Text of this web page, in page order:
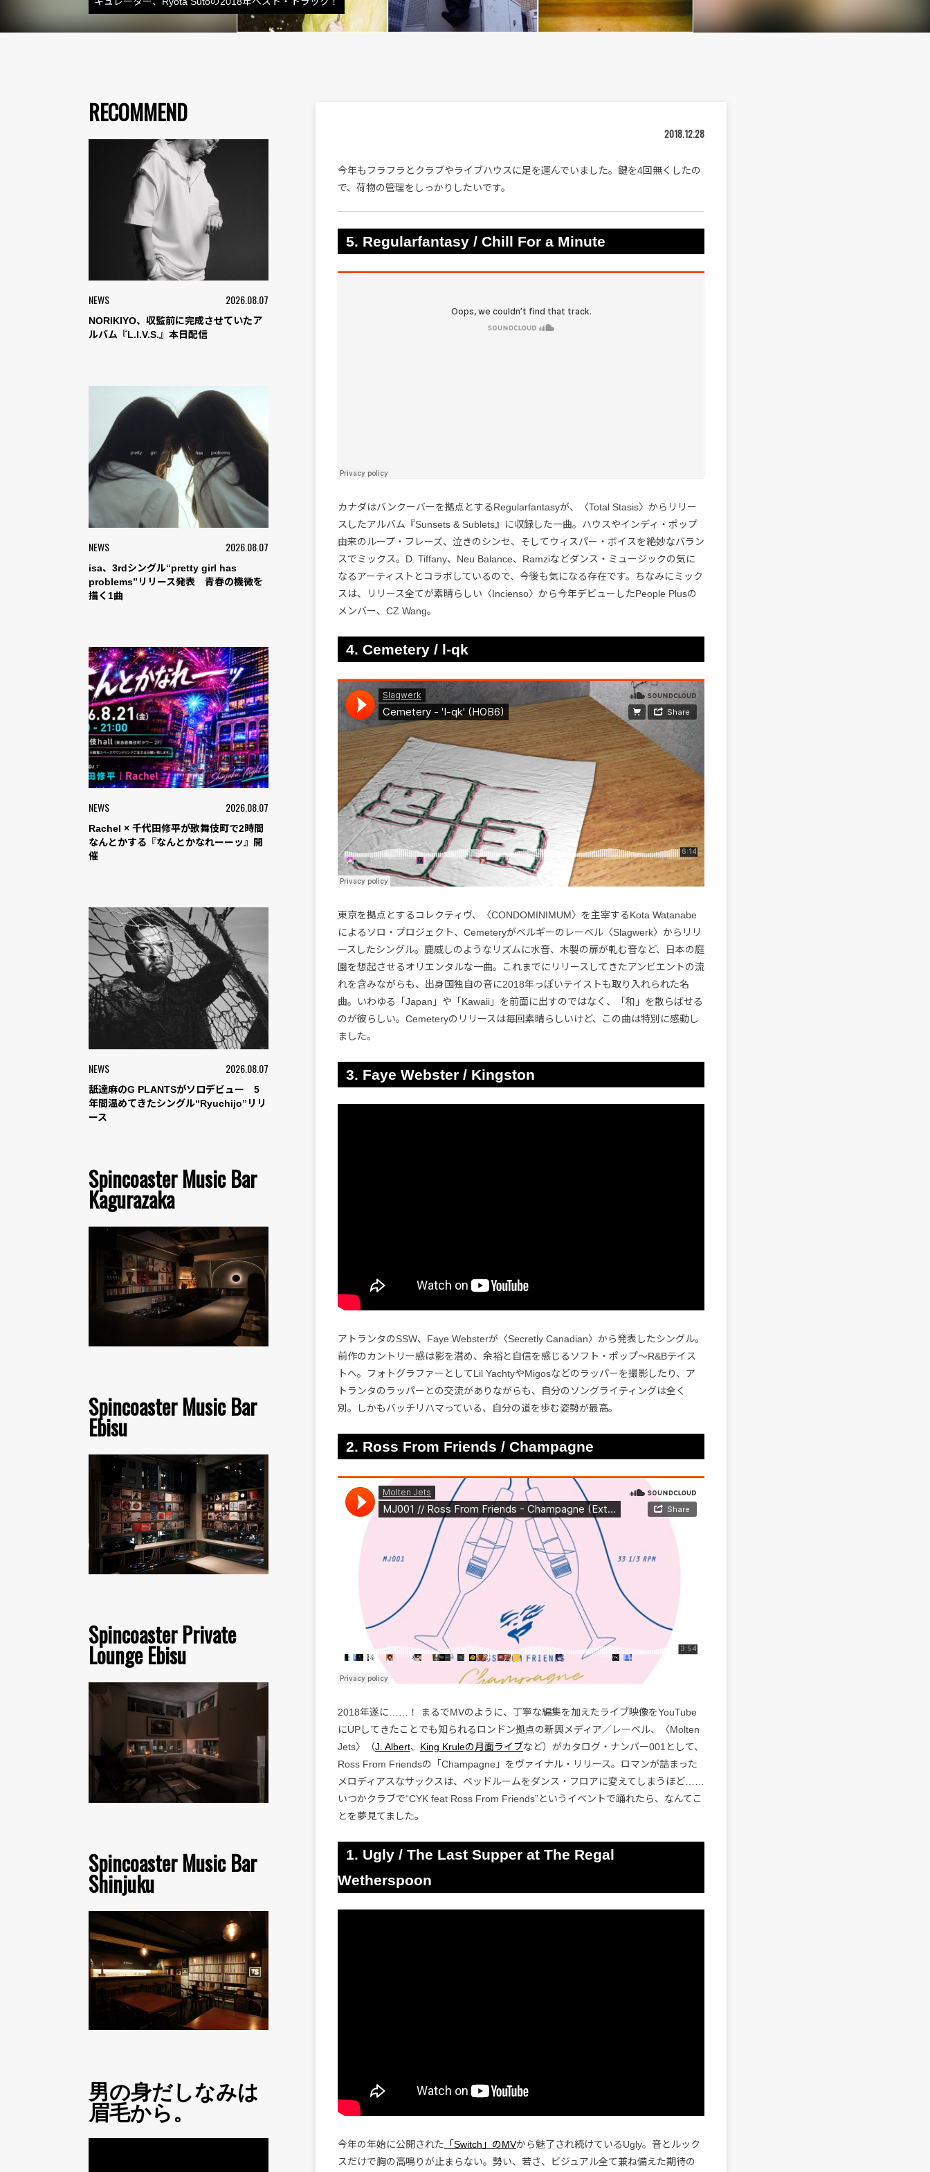
RECOMMEND
NEWS 2026.08.07
NORIKIYO、収監前に完成させていたア
ルバム『L.I.V.S.』本日配信
NEWS 2026.08.07
isa、3rdシングル“pretty girl has
problems”リリース発表 青春の機微を
描く1曲
NEWS 2026.08.07
Rachel × 千代田修平が歌舞伎町で2時間
なんとかする『なんとかなれーーッ』開
催
NEWS 2026.08.07
舐達麻のG PLANTSがソロデビュー 5
年間温めてきたシングル“Ryuchijo”リリ
ース
Spincoaster Music Bar
Kagurazaka
Spincoaster Music Bar
Ebisu
Spincoaster Private
Lounge Ebisu
Spincoaster Music Bar
Shinjuku
男の身だしなみは
眉毛から。
2018.12.28
今年もフラフラとクラブやライブハウスに足を運んでいました。鍵を4回無くしたの
で、荷物の管理をしっかりしたいです。
5. Regularfantasy / Chill For a Minute
カナダはバンクーバーを拠点とするRegularfantasyが、〈Total Stasis〉からリリー
スしたアルバム『Sunsets & Sublets』に収録した一曲。ハウスやインディ・ポップ
由来のループ・フレーズ、泣きのシンセ、そしてウィスパー・ボイスを絶妙なバラン
スでミックス。D. Tiffany、Neu Balance、Ramziなどダンス・ミュージックの気に
なるアーティストとコラボしているので、今後も気になる存在です。ちなみにミック
スは、リリース全てが素晴らしい〈Incienso〉から今年デビューしたPeople Plusの
メンバー、CZ Wang。
4. Cemetery / l-qk
東京を拠点とするコレクティヴ、〈CONDOMINIMUM〉を主宰するKota Watanabe
によるソロ・プロジェクト、Cemeteryがベルギーのレーベル〈Slagwerk〉からリリ
ースしたシングル。鹿威しのようなリズムに水音、木製の扉が軋む音など、日本の庭
園を想起させるオリエンタルな一曲。これまでにリリースしてきたアンビエントの流
れを含みながらも、出身国独自の音に2018年っぽいテイストも取り入れられた名
曲。いわゆる「Japan」や「Kawaii」を前面に出すのではなく、「和」を散らばせる
のが彼らしい。Cemeteryのリリースは毎回素晴らしいけど、この曲は特別に感動し
ました。
3. Faye Webster / Kingston
アトランタのSSW、Faye Websterが〈Secretly Canadian〉から発表したシングル。
前作のカントリー感は影を潜め、余裕と自信を感じるソフト・ポップ〜R&Bテイス
トへ。フォトグラファーとしてLil YachtyやMigosなどのラッパーを撮影したり、ア
トランタのラッパーとの交流がありながらも、自分のソングライティングは全く
別。しかもバッチリハマっている、自分の道を歩む姿勢が最高。
2. Ross From Friends / Champagne
2018年遂に……！ まるでMVのように、丁寧な編集を加えたライブ映像をYouTube
にUPしてきたことでも知られるロンドン拠点の新興メディア／レーベル、〈Molten
Jets〉（J. Albert、 King Kruleの月面ライブなど）がカタログ・ナンバー001として、
Ross From Friendsの「Champagne」をヴァイナル・リリース。ロマンが詰まった
メロディアスなサックスは、ベッドルームをダンス・フロアに変えてしまうほど……
いつかクラブで“CYK feat Ross From Friends”というイベントで踊れたら、なんてこ
とを夢見てました。
1. Ugly / The Last Supper at The Regal
Wetherspoon
今年の年始に公開された 「Switch」のMVから魅了され続けているUgly。音とルック
スだけで胸の高鳴りが止まらない。勢い、若さ、ビジュアル全て兼ね備えた期待の